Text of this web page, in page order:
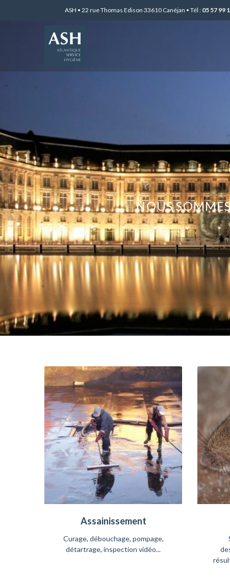
ASH • 22 rue Thomas Edison 33610 Canéjan • Tél : 05 57 99
NOUS
Assainissement
Curage, débouchage, pompage,
détartrage, inspection vidéo...